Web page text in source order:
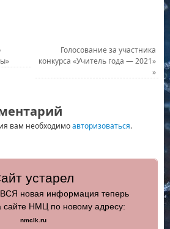
Голосование за участника
конкурса «Учитель года — 2021»
»
вам необходимоавторизоваться.
устарел
ВСЯ новая информация теперь
сайте НМЦ по новому адресу:
nmclk.ru